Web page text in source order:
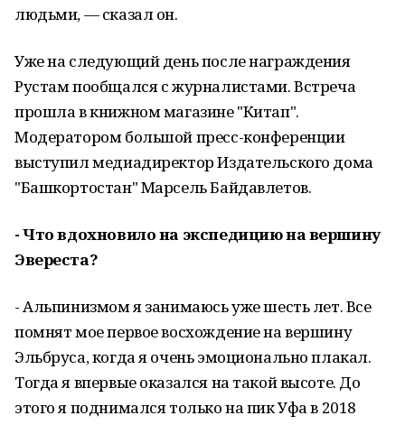
людьми, — сказал он.
Уже на следующий день после награждения
Рустам пообщался с журналистами. Встреча
прошла в книжном магазине "Китап".
Модератором большой пресс-конференции
выступил медиадиректор Издательского дома
"Башкортостан" Марсель Байдавлетов.
- Что вдохновило на экспедицию на вершину
Эвереста?
- Альпинизмом я занимаюсь уже шесть лет. Все
помнят мое первое восхождение на вершину
Эльбруса, когда я очень эмоционально плакал.
Тогда я впервые оказался на такой высоте. До
этого я поднимался только на пик Уфа в 2018